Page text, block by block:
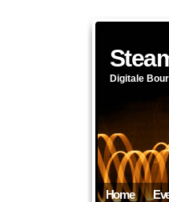
Digitale
Home